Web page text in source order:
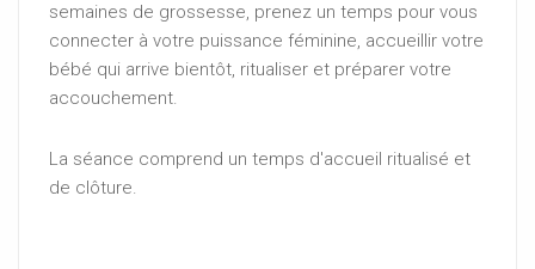
semaines de grossesse, prenez un temps pour vous
connecter à votre puissance féminine, accueillir votre
bébé qui arrive bientôt, ritualiser et préparer votre
accouchement.
La séance comprend un temps d'accueil ritualisé et
de clôture.